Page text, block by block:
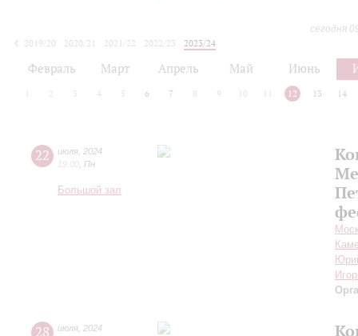
сегодня
2019/20
2020/21 2021/22 2022/23
2023/24
Февраль Март Апрель Май Июнь
2 3 4 5 6 7 8 9 10 12 13 14
22 июля 2024
19:00 Пн
Большой зал
28 июля 2024